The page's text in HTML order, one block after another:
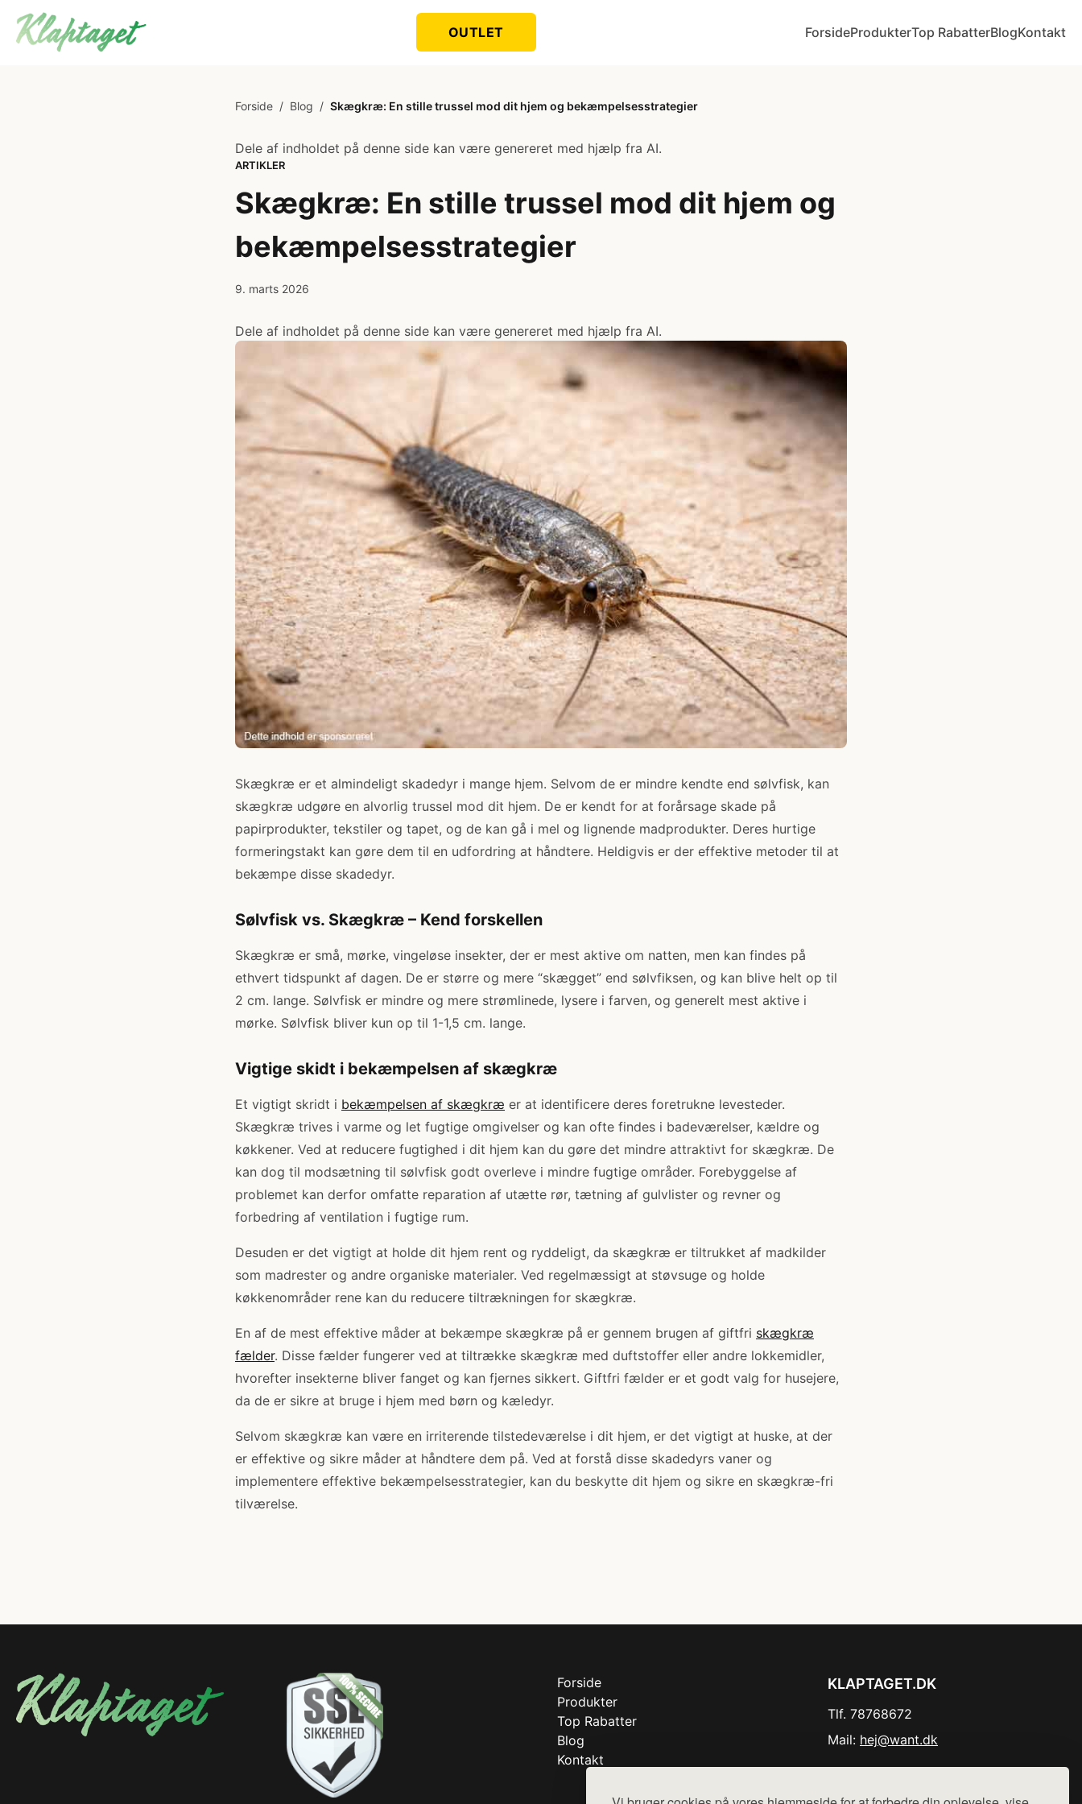
OUTLET ForsideProdukterTop RabatterBlogKontakt
Forside / Blog / Skægkræ: En stille trussel mod dit hjem og bekæmpelsesstrategier
Dele af indholdet på denne side kan være genereret med hjælp fra AI.
ARTIKLER
Skægkræ: En stille trussel mod dit hjem og
bekæmpelsesstrategier
9. marts 2026
Dele af indholdet på denne side kan være genereret med hjælp fra AI.
Skægkræ er et almindeligt skadedyr i mange hjem. Selvom de er mindre kendte end sølvfisk, kan
skægkræ udgøre en alvorlig trussel mod dit hjem. De er kendt for at forårsage skade på
papirprodukter, tekstiler og tapet, og de kan gå i mel og lignende madprodukter. Deres hurtige
formeringstakt kan gøre dem til en udfordring at håndtere. Heldigvis er der effektive metoder til at
bekæmpe disse skadedyr.
Sølvfisk vs. Skægkræ – Kend forskellen
Skægkræ er små, mørke, vingeløse insekter, der er mest aktive om natten, men kan findes på
ethvert tidspunkt af dagen. De er større og mere “skægget” end sølvfiksen, og kan blive helt op til
2 cm. lange. Sølvfisk er mindre og mere strømlinede, lysere i farven, og generelt mest aktive i
mørke. Sølvfisk bliver kun op til 1-1,5 cm. lange.
Vigtige skidt i bekæmpelsen af skægkræ
Et vigtigt skridt i bekæmpelsen af skægkræ er at identificere deres foretrukne levesteder.
Skægkræ trives i varme og let fugtige omgivelser og kan ofte findes i badeværelser, kældre og
køkkener. Ved at reducere fugtighed i dit hjem kan du gøre det mindre attraktivt for skægkræ. De
kan dog til modsætning til sølvfisk godt overleve i mindre fugtige områder. Forebyggelse af
problemet kan derfor omfatte reparation af utætte rør, tætning af gulvlister og revner og
forbedring af ventilation i fugtige rum.
Desuden er det vigtigt at holde dit hjem rent og ryddeligt, da skægkræ er tiltrukket af madkilder
som madrester og andre organiske materialer. Ved regelmæssigt at støvsuge og holde
køkkenområder rene kan du reducere tiltrækningen for skægkræ.
En af de mest effektive måder at bekæmpe skægkræ på er gennem brugen af giftfri skægkræ
fælder. Disse fælder fungerer ved at tiltrække skægkræ med duftstoffer eller andre lokkemidler,
hvorefter insekterne bliver fanget og kan fjernes sikkert. Giftfri fælder er et godt valg for husejere,
da de er sikre at bruge i hjem med børn og kæledyr.
Selvom skægkræ kan være en irriterende tilstedeværelse i dit hjem, er det vigtigt at huske, at der
er effektive og sikre måder at håndtere dem på. Ved at forstå disse skadedyrs vaner og
implementere effektive bekæmpelsesstrategier, kan du beskytte dit hjem og sikre en skægkræ-fri
tilværelse.
Forside
Produkter
Top Rabatter
Blog
Kontakt
KLAPTAGET.DK
Tlf. 78768672
Mail: hej@want.dk